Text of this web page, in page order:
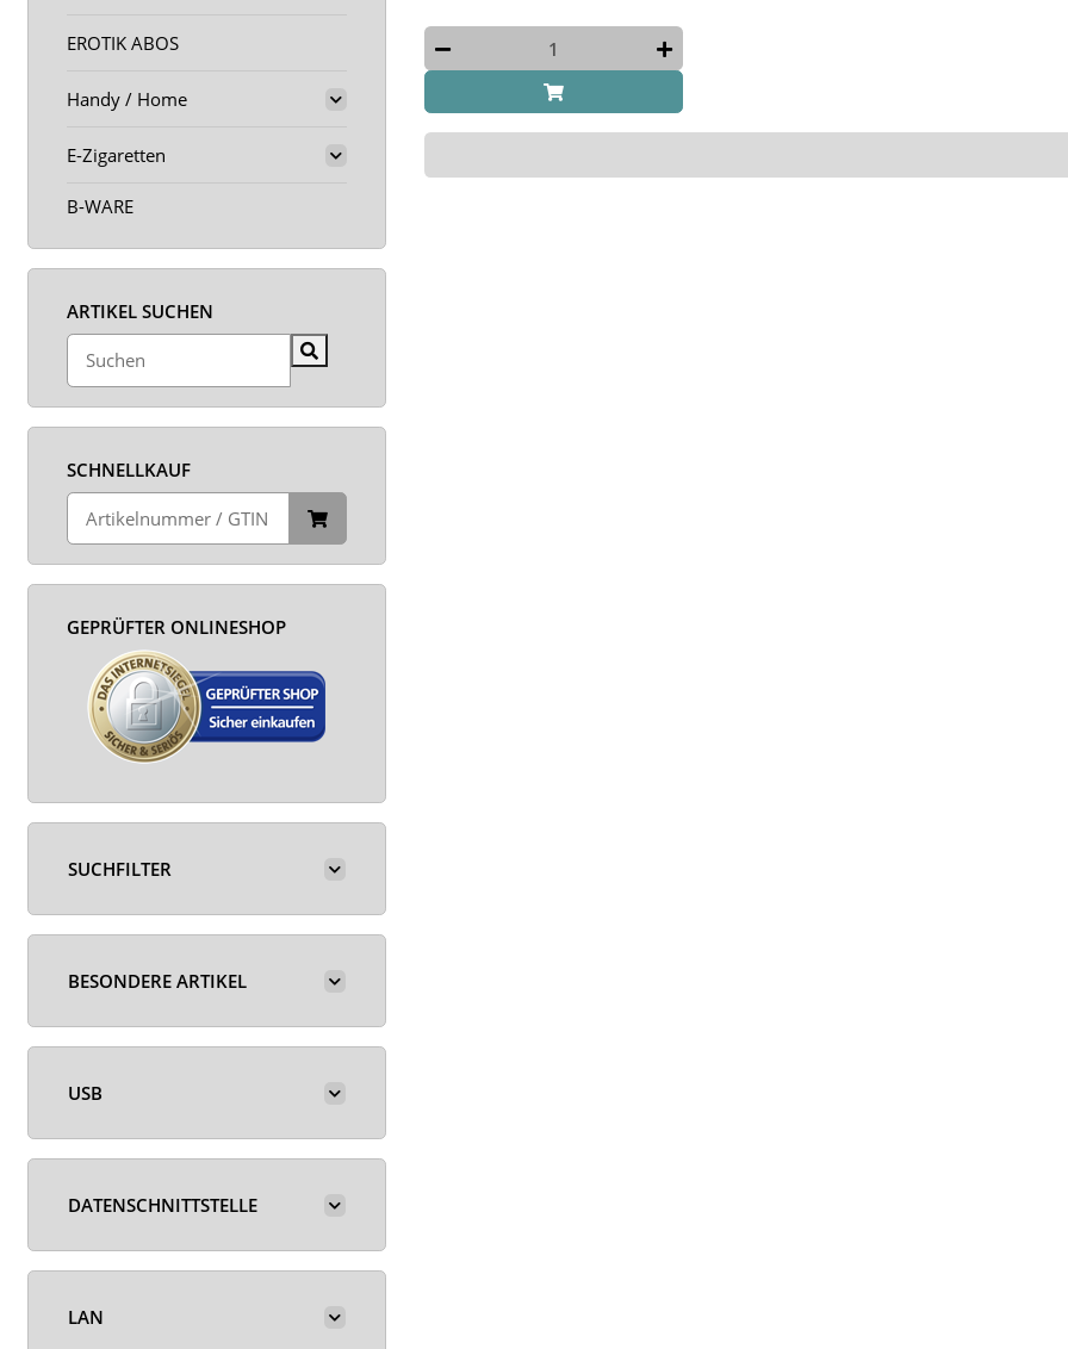
EROTIK ABOS
Handy / Home
E-Zigaretten
B-WARE
ARTIKEL SUCHEN
SCHNELLKAUF
GEPRÜFTER ONLINESHOP
SUCHFILTER
BESONDERE ARTIKEL
USB
DATENSCHNITTSTELLE
LAN